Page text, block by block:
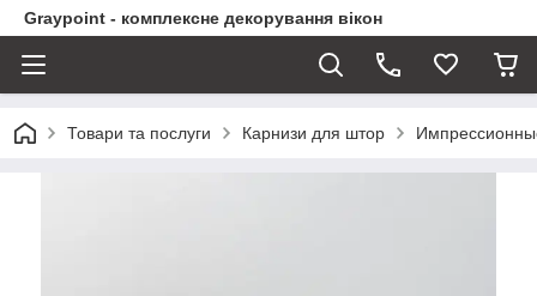
Graypoint - комплексне декорування вікон
Товари та послуги Карнизи для штор